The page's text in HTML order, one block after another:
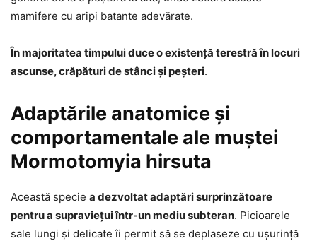
mamifere cu aripi batante adevărate.
În majoritatea timpului duce o existență terestră în locuri
ascunse, crăpături de stânci și peșteri.
Adaptările anatomice și
comportamentale ale muștei
Mormotomyia hirsuta
Această specie a dezvoltat adaptări surprinzătoare
pentru a supraviețui într-un mediu subteran. Picioarele
sale lungi și delicate îi permit să se deplaseze cu ușurință